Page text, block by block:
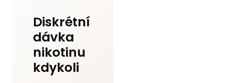
Diskrétní
dávka
nikotinu
kdykoli